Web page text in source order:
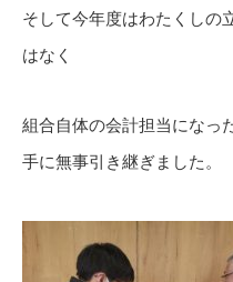
そして今年度はわたくしの
はなく
組合自体の会計担当になっ
手に無事引き継ぎました。